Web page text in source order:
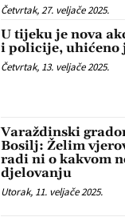
Četvrtak, 27. veljače 2025.
U tijeku je nova
i policije, uhićeno
Četvrtak, 13. veljače 2025.
Varaždinski
Bosilj: Želim
radi ni o kakvom
djelovanju
Utorak, 11. veljače 2025.